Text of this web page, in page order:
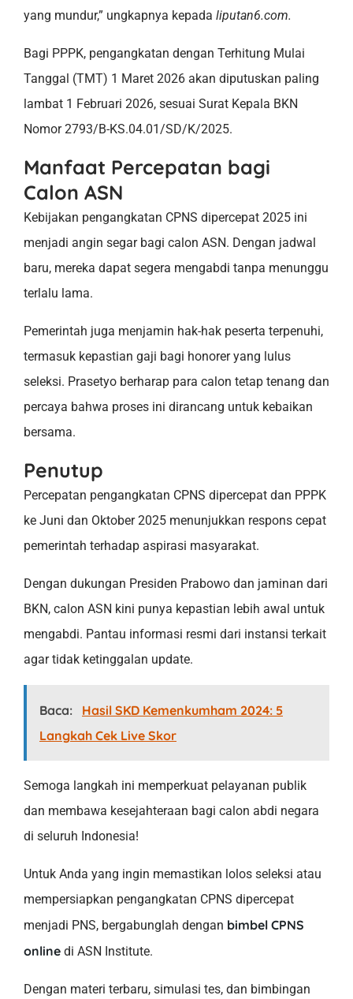
yang mundur,” ungkapnya kepada liputan6.com.
Bagi PPPK, pengangkatan dengan Terhitung Mulai
Tanggal (TMT) 1 Maret 2026 akan diputuskan paling
lambat 1 Februari 2026, sesuai Surat Kepala BKN
Nomor 2793/B-KS.04.01/SD/K/2025.
Manfaat Percepatan bagi
Calon ASN
Kebijakan pengangkatan CPNS dipercepat 2025 ini
menjadi angin segar bagi calon ASN. Dengan jadwal
baru, mereka dapat segera mengabdi tanpa menunggu
terlalu lama.
Pemerintah juga menjamin hak-hak peserta terpenuhi,
termasuk kepastian gaji bagi honorer yang lulus
seleksi. Prasetyo berharap para calon tetap tenang dan
percaya bahwa proses ini dirancang untuk kebaikan
bersama.
Penutup
Percepatan pengangkatan CPNS dipercepat dan PPPK
ke Juni dan Oktober 2025 menunjukkan respons cepat
pemerintah terhadap aspirasi masyarakat.
Dengan dukungan Presiden Prabowo dan jaminan dari
BKN, calon ASN kini punya kepastian lebih awal untuk
mengabdi. Pantau informasi resmi dari instansi terkait
agar tidak ketinggalan update.
Baca:
Hasil SKD Kemenkumham 2024: 5
Langkah Cek Live Skor
Semoga langkah ini memperkuat pelayanan publik
dan membawa kesejahteraan bagi calon abdi negara
di seluruh Indonesia!
Untuk Anda yang ingin memastikan lolos seleksi atau
mempersiapkan pengangkatan CPNS dipercepat
menjadi PNS, bergabunglah dengan bimbel CPNS
online di ASN Institute.
Dengan materi terbaru, simulasi tes, dan bimbingan